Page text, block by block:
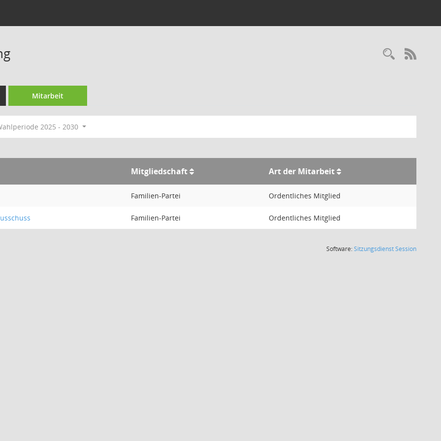
Mitarbeit
2025 - 2030
Mitgliedschaft Art der Mitarbeit
Familien-Partei Ordentliches Mitglied
Familien-Partei Ordentliches Mitglied
Software:SitzungsdienstSession(Wird in